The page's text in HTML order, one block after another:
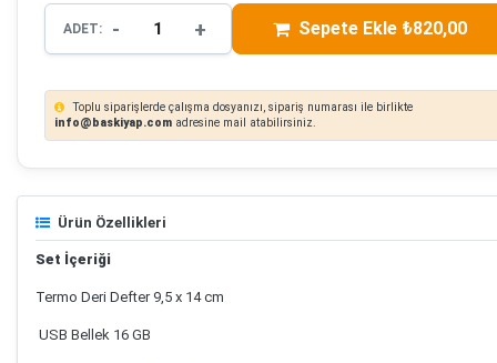
ADET: - + Sepete Ekle ₺820,00
Toplu siparişlerde çalışma dosyanızı, sipariş numarası ile birlikte
info@baskiyap.com adresine mail atabilirsiniz.
Ürün Özellikleri
Set İçeriği
Termo Deri Defter 9,5 x 14 cm
USB Bellek 16 GB